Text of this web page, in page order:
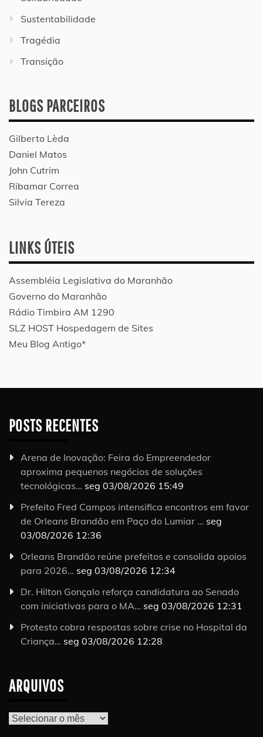
Sustentabilidade
Tragédia
Transição
BLOGS PARCEIROS
Gilberto Lèda
Daniel Matos
John Cutrim
Ribamar Correa
Silvia Tereza
LINKS ÚTEIS
Assembléia Legislativa do Maranhão
Governo do Maranhão
Rádio Timbira AM 1290
SLZ HOST Hospedagem de Sites
Meu Blog Antigo*
POSTS RECENTES
Arena de Inovação: Feira do Empreendedor
aproxima pequenos negócios de soluções
tecnológicas… seg 03/08/2026 15:49
Prefeito Fred Campos intensifica encontros em favor
de Orleans Brandão em Paço do Lumiar … seg
03/08/2026 12:36
Orleans Brandão reúne prefeitos e consolida apoios
para 2026… seg 03/08/2026 12:34
Dr. Hilton Gonçalo reforça candidatura ao Senado
com iniciativas para o MA… seg 03/08/2026 12:31
Protesto cobra respostas sobre crise no Hospital da
Criança… seg 03/08/2026 12:28
ARQUIVOS
Arquivos